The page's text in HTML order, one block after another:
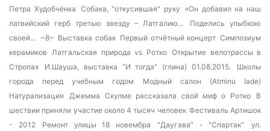
Петра Худобчёнка Собака, "откусившая" руку
«Он добавил на наш
латвийский герб третью звезду – Латгалию…
Поделись улыбкою
своей… ~8~ Выставка собак Первый отчётный концерт Симпозиум
керамиков
Латгальская природа vs Ротко Открытие велотрассы в
Стропах
И.Шауша, выставка "И тогда" (глина) 01.08.2015.
Школы
города перед учебным годом
Модный салон (Atminu lade)
Натурализация
Джемма Скулме рассказала свой миф о Ротко
В
шествии приняли участие около 4 тысяч человек Фестиваль Артишок
- 2012
Ремонт улицы 18 новембра "Даугава" - "Спартак"
ул.